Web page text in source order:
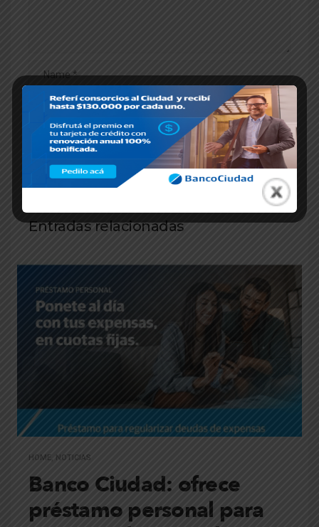
Entradas relacionadas
HOME NOTICIAS
Banco Ciudad: ofrece
préstamo personal para